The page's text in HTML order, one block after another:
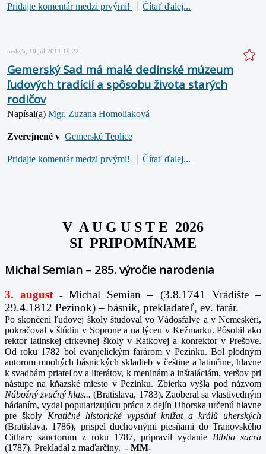
Pridajte komentár medzi prvými! Čítať ďalej...
nedeľa, 10 júl 2011 19:22
Gemerský Sad má malé dedinské múzeum
ľudových tradícií a spôsobu života starých
rodičov
Napísal(a) Mgr. Zuzana Homoliaková
Zverejnené v Gemerské Teplice
Pridajte komentár medzi prvými! Čítať ďalej...
V A U G U S T E 2026
SI PRIPOMÍNAME
Michal Semian – 285. výročie narodenia
3. august -Michal Semian – (3.8.1741 Vrádište –
29.4.1812 Pezinok) – básnik, prekladateľ, ev. farár.
Po skončení ľudovej školy študoval vo Vádosfalve a v Nemeskéri,
pokračoval v štúdiu v Soprone a na lýceu v Kežmarku. Pôsobil ako
rektor latinskej cirkevnej školy v Ratkovej a konrektor v Prešove.
Od roku 1782 bol evanjelickým farárom v Pezinku. Bol plodným
autorom mnohých básnických skladieb v češtine a latinčine, hlavne
k svadbám priateľov a literátov, k meninám a inštaláciám, veršov pri
nástupe na kňazské miesto v Pezinku. Zbierka vyšla pod názvom
Nábožný zvučný hlas...(Bratislava, 1783). Zaoberal sa vlastivedným
bádaním, vydal popularizujúcu prácu z dejín Uhorska určenú hlavne
pre školy Kratičné historické vypsání knížat a králů uherských
(Bratislava, 1786), prispel duchovnými piesňami do Tranovského
Cithary sanctorum z roku 1787, pripravil vydanie Biblia sacra
(1787). Prekladal z maďarčiny. - MM-